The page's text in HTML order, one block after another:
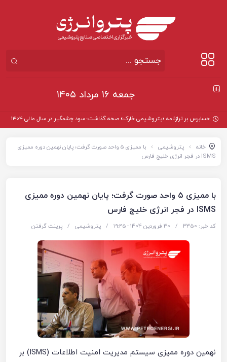
جمعه ۱۶ مرداد ۱۴۰۵
حسابرس بر ترازنامه «پتروشیمی خارک» صحه گذاشت؛ سود چشمگیر در سال مالی ۱۴۰۴
خانه پتروشیمی
با ممیزی ۵ واحد صورت گرفت؛ پایان نهمین دوره ممیزی
ISMS در فجر انرژی خلیج فارس
با ممیزی ۵ واحد صورت گرفت؛ پایان نهمین دوره ممیزی
ISMS در فجر انرژی خلیج فارس
کد خبر: 3350 / 30 فروردین 1404 - ۱۹:۴۵ / پتروشیمی / پرینت گرفتن
نهمین دوره ممیزی سیستم مدیریت امنیت اطلاعات (ISMS) بر